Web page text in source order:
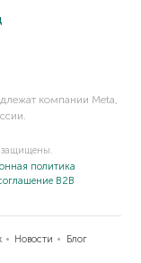
компании Meta,
защищены.
политика
B2B
Новости Блог